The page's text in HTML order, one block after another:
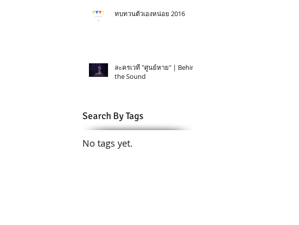
ทบทวนตัวเองหน่อย 2016
ละครเวที "ศูนย์หาย" | Behind
the Sound
Search By Tags
No tags yet.